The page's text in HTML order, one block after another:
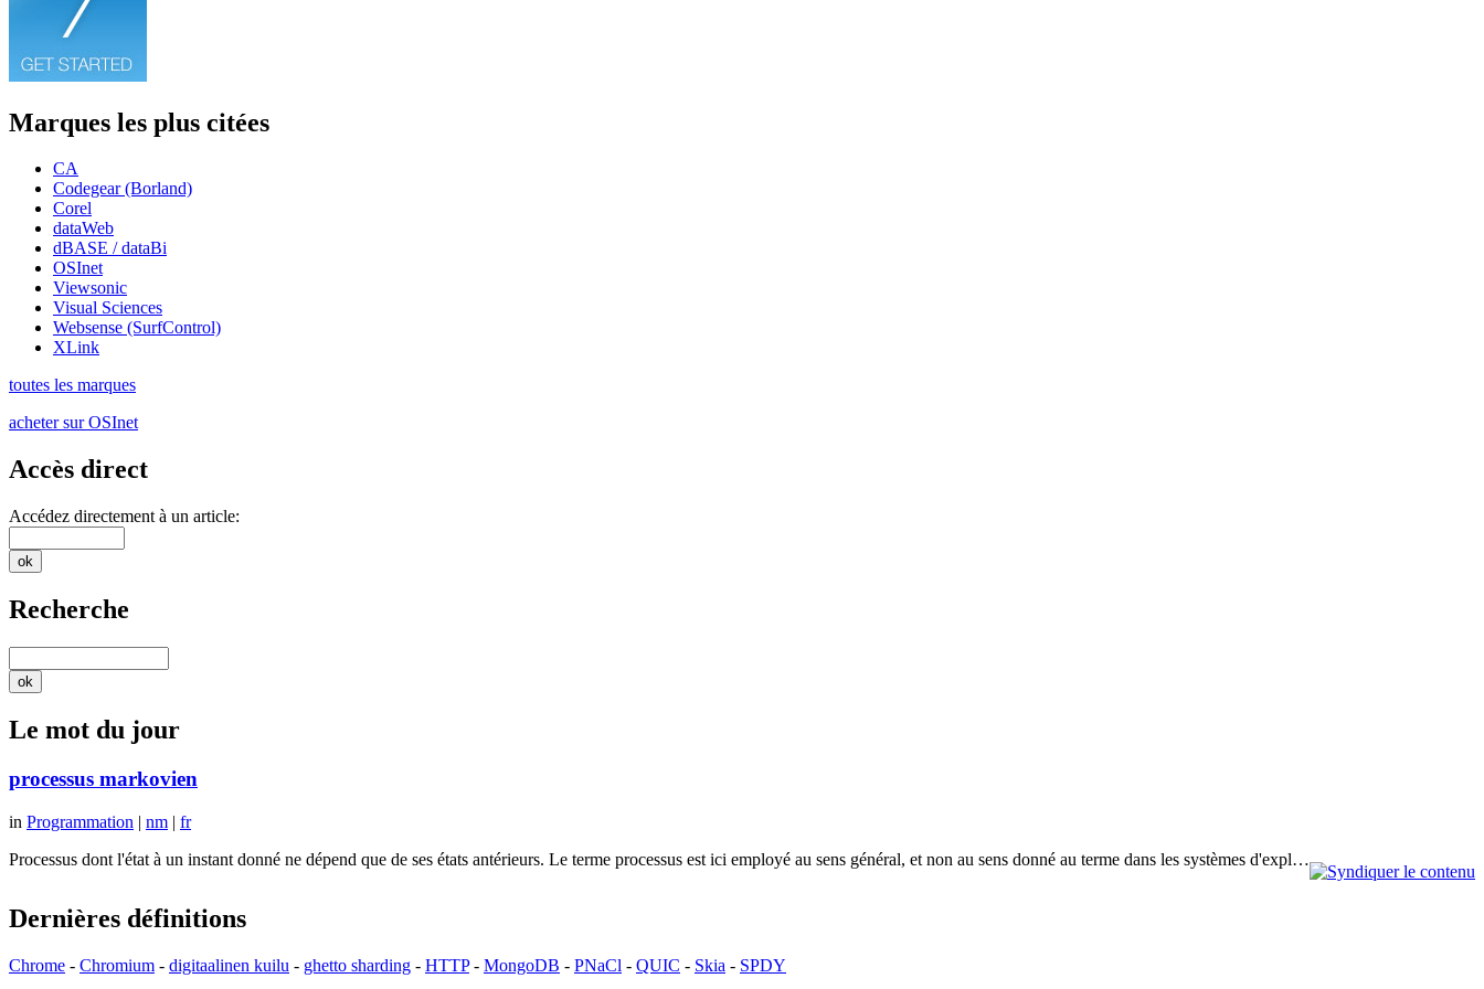
Marques les plus citées
CA
Codegear (Borland)
Corel
dataWeb
dBASE / dataBi
OSInet
Viewsonic
Visual Sciences
Websense (SurfControl)
XLink
toutes les marques
acheter sur OSInet
Accès direct
Accédez directement à un article:
Recherche
Le mot du jour
processus markovien
in Programmation | nm | fr
Processus dont l'état à un instant donné ne dépend que de ses états antérieurs. Le terme processus est ici employé au sens général, et non au sens donné au terme dans les systèmes d'expl…
Dernières définitions
Chrome - Chromium - digitaalinen kuilu - ghetto sharding - HTTP- MongoDB - PNaCl - QUIC - Skia - SPDY